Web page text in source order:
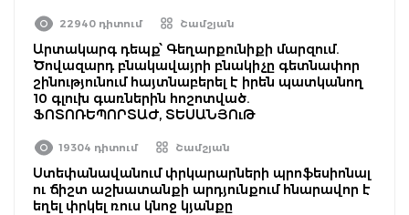
22940 դիտում Շամշյան
Արտակարգ դեպք՝ Գեղարքունիքի մարզում.
Ծովազարդ բնակավայրի բնակիչը գետնափոր
շինությունում հայտնաբերել է իրեն պատկանող
10 գլուխ գառներին հոշոտված.
ՖՈՏՈՌԵՊՈՐՏԱԺ, ՏԵՍԱՆՅՈւԹ
19304 դիտում Շամշյան
Ստեփանավանում փրկարարների պրոֆեսիոնալ
ու ճիշտ աշխատանքի արդյունքում հնարավոր է
եղել փրկել ռուս կնոջ կյանքը